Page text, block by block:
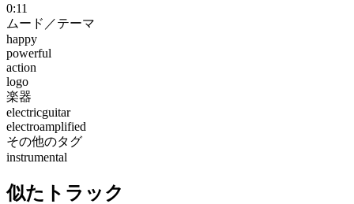
0:11
ムード／テーマ
happy
powerful
action
logo
楽器
electricguitar
electroamplified
その他のタグ
instrumental
似たトラック